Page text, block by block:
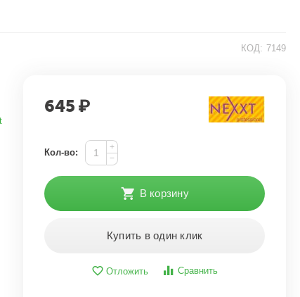
КОД: 7149
645 ₽
Кол-во:
+
−
В корзину
Купить в один клик
Отложить Сравнить